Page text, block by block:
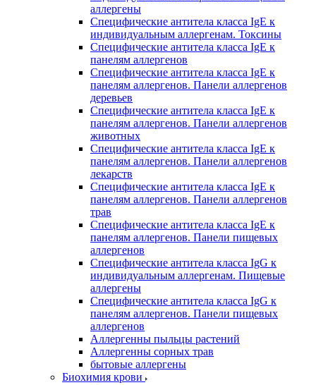
аллергены
Специфические антитела класса IgE к
индивидуальным аллергенам. Токсины
Специфические антитела класса IgE к
панелям аллергенов
Специфические антитела класса IgE к
панелям аллергенов. Панели аллергенов
деревьев
Специфические антитела класса IgE к
панелям аллергенов. Панели аллергенов
животных
Специфические антитела класса IgE к
панелям аллергенов. Панели аллергенов
лекарств
Специфические антитела класса IgE к
панелям аллергенов. Панели аллергенов
трав
Специфические антитела класса IgE к
панелям аллергенов. Панели пищевых
аллергенов
Специфические антитела класса IgG к
индивидуальным аллергенам. Пищевые
аллергены
Специфические антитела класса IgG к
панелям аллергенов. Панели пищевых
аллергенов
Аллергенны пыльцы растений
Аллергенны сорных трав
бытовые аллергены
Биохимия крови